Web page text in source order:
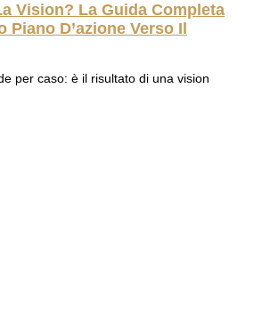
Vision? La Guida Completa
Piano D’azione Verso Il
per caso: è il risultato di una vision